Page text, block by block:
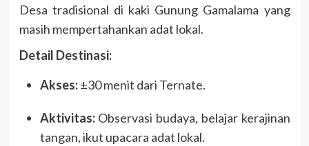
Desa tradisional di kaki Gunung Gamalama yang
masih mempertahankan adat lokal.
Detail Destinasi:
Akses:±30 menit dari Ternate.
Aktivitas:Observasi budaya, belajar kerajinan
tangan, ikut upacara adat lokal.